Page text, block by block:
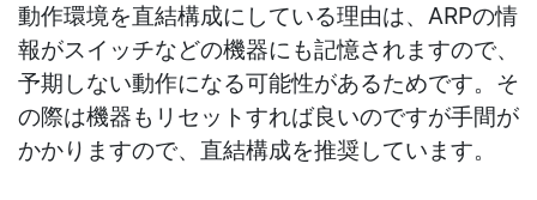
動作環境を直結構成にしている理由は、ARPの情
報がスイッチなどの機器にも記憶されますので、
予期しない動作になる可能性があるためです。そ
の際は機器もリセットすれば良いのですが手間が
かかりますので、直結構成を推奨しています。